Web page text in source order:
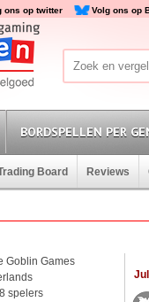
ons op twitter Volg ons op
BORDSPELLEN PER
Board Reviews
Goblin Games
spelers